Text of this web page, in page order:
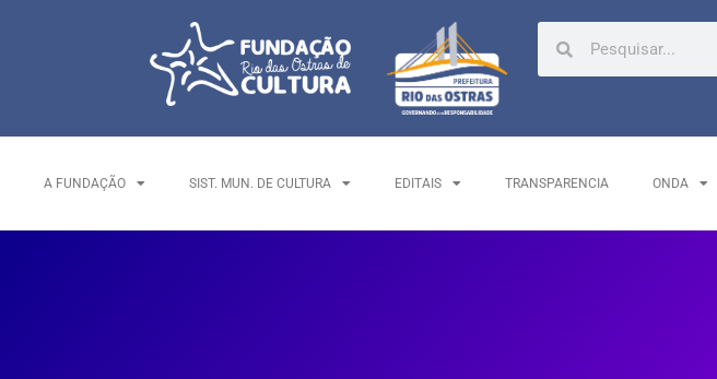
A FUNDAÇÃO SIST. MUN. DE CULTURA EDITAIS TRANSPARENCIA ONDA